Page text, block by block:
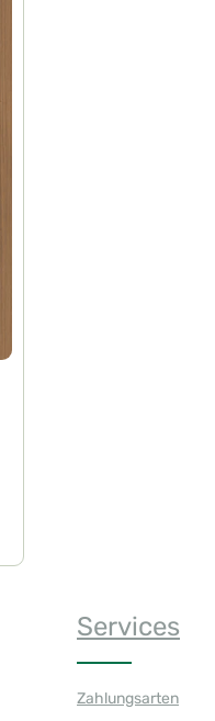
Services
Zahlungsarten